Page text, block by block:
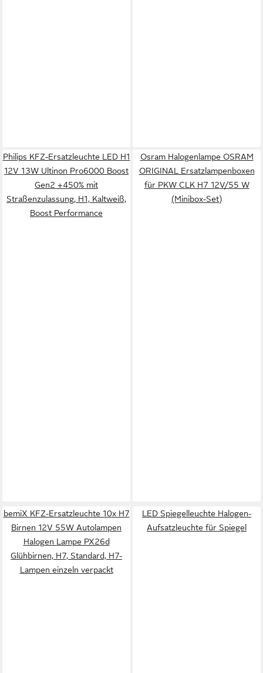
Philips KFZ-Ersatzleuchte LED H1
12V 13W Ultinon Pro6000 Boost
Gen2 +450% mit
Straßenzulassung, H1, Kaltweiß,
Boost Performance
Osram Halogenlampe OSRAM
ORIGINAL Ersatzlampenboxen
für PKW CLK H7 12V/55 W
(Minibox-Set)
bemiX KFZ-Ersatzleuchte 10x H7
Birnen 12V 55W Autolampen
Halogen Lampe PX26d
Glühbirnen, H7, Standard, H7-
Lampen einzeln verpackt
LED Spiegelleuchte Halogen-
Aufsatzleuchte für Spiegel